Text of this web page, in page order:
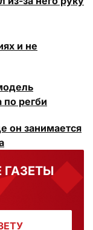
и не
регби
он занимается